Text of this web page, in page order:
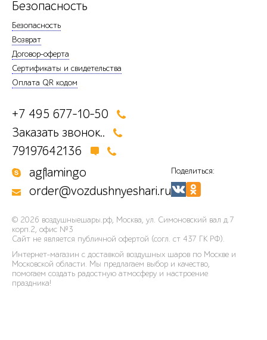
Безопасность
Безопасность
Возврат
Договор-оферта
Сертификаты и свидетельства
Оплата QR кодом
+7 495 677-10-50
Заказать звонок..
79197642136
agflamingo
order@vozdushnyeshari.ru
Поделиться:
© 2026 воздушныешары.рф, Москва, ул. Симоновский вал д.7
корп.2, офис №3
Сайт не является публичной офертой (согл. ст 437 ГК РФ).
Интернет-магазин с доставкой воздушных шаров по Москве и
Московской области. Мы предлагаем выбор и качество,
помогаем создать радостную атмосферу и настроение
праздника!